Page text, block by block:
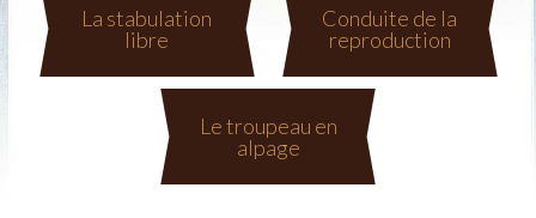
La stabulation
libre
Conduite de la
reproduction
Le troupeau en
alpage